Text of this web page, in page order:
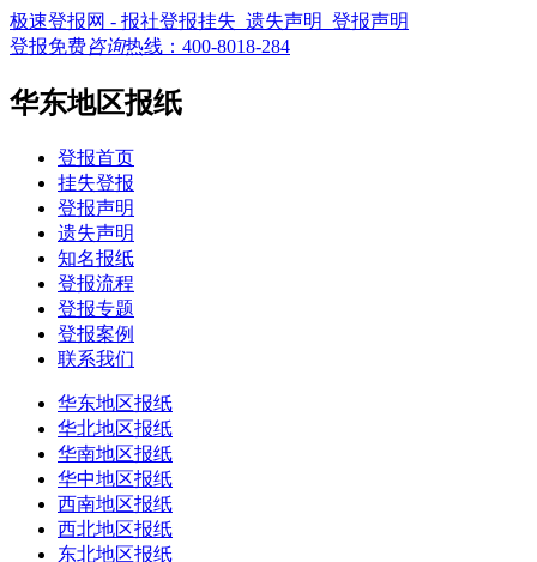
极速登报网 - 报社登报挂失_遗失声明_登报声明
登报免费咨询热线： 400-8018-284
华东地区报纸
登报首页
挂失登报
登报声明
遗失声明
知名报纸
登报流程
登报专题
登报案例
联系我们
华东地区报纸
华北地区报纸
华南地区报纸
华中地区报纸
西南地区报纸
西北地区报纸
东北地区报纸